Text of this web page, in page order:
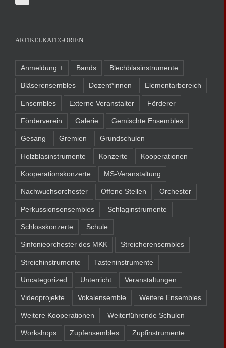
ARTIKELKATEGORIEN
Anmeldung + Bands Blechblasinstrumente
Bläserensembles Dozent*innen Elementarbereich
Ensembles Externe Veranstalter Förderer
Förderverein Galerie Gemischte Ensembles
Gesang Gremien Grundschulen
Holzblasinstrumente Konzerte Kooperationen
Kooperationskonzerte MS-Veranstaltung
Nachwuchsorchester Offene Stellen Orchester
Perkussionsensembles Schlaginstrumente
Schlosskonzerte Schule
Sinfonieorchester des MKK Streicherensembles
Streichinstrumente Tasteninstrumente
Uncategorized Unterricht Veranstaltungen
Videoprojekte Vokalensemble Weitere Ensembles
Weitere Kooperationen Weiterführende Schulen
Workshops Zupfensembles Zupfinstrumente